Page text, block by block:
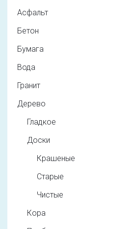
Асфальт
Бетон
Бумага
Вода
Гранит
Дерево
Гладкое
Доски
Крашеные
Старые
Чистые
Кора